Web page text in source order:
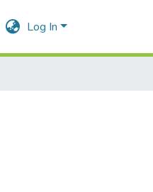
Log In